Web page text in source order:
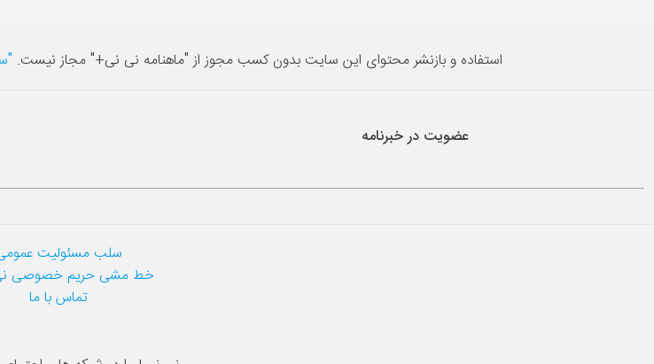
استفاده و بازنشر محتوای این سایت بدون کسب مجوز از "ماهنامه نی نی+" مجاز نیست.
عضویت در خبرنامه
سلب مسئولیت
خط مشی حریم خصوصی
تماس با ما